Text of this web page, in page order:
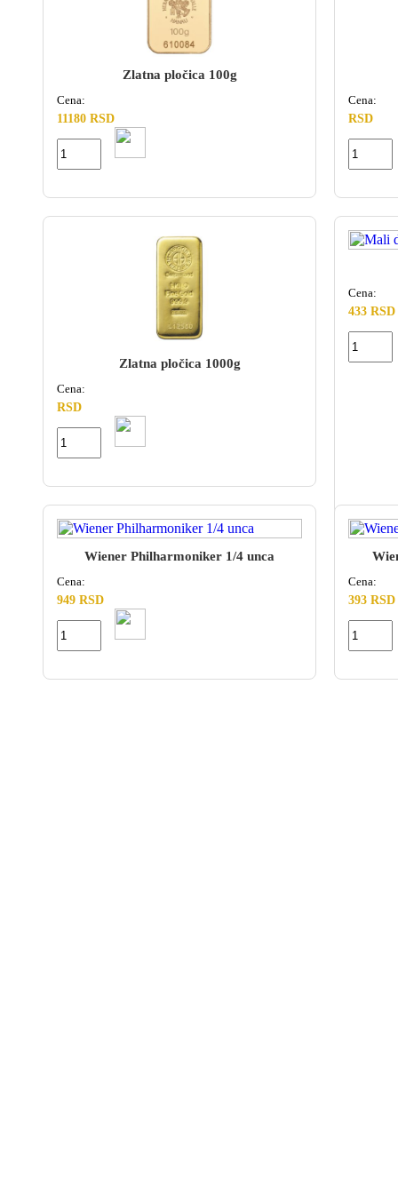
Zlatna pločica 100g
Cena:
11180 RSD
Cena:
RSD
Zlatna pločica 1000g
Cena:
RSD
Cena:
433 RSD
Wiener Philharmoniker 1/4 unca
Cena:
949 RSD
Cena:
393 RSD